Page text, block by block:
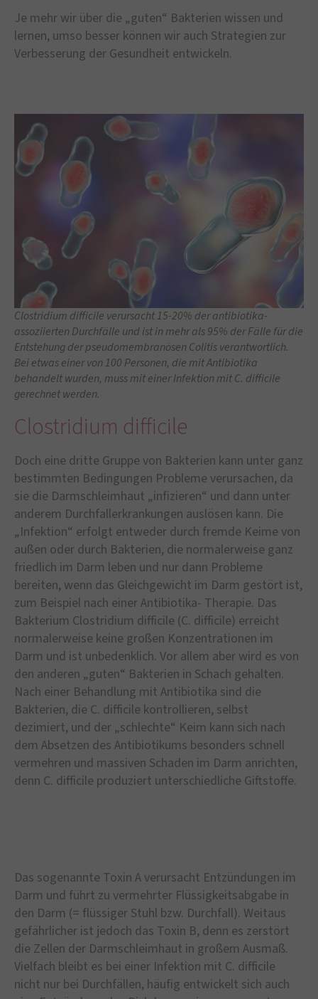
Je mehr wir über die „guten“ Bakterien wissen und
lernen, umso besser können wir auch Strategien zur
Verbesserung der Gesundheit entwickeln.
Clostridium difficile verursacht 15-20% der antibiotika-
assoziierten Durchfälle und ist in mehr als 95% der Fälle für die
Entstehung der pseudomembranösen Colitis verantwortlich.
Bei etwas einer von 100 Personen, die mit Antibiotika
behandelt wurden, muss mit einer Infektion mit C. difficile
gerechnet werden.
Clostridium difficile
Doch eine dritte Gruppe von Bakterien kann unter ganz
bestimmten Bedingungen Probleme verursachen, da
sie die Darmschleimhaut „infizieren“ und dann unter
anderem Durchfallerkrankungen auslösen kann. Die
„Infektion“ erfolgt entweder durch fremde Keime von
außen oder durch Bakterien, die normalerweise ganz
friedlich im Darm leben und nur dann Probleme
bereiten, wenn das Gleichgewicht im Darm gestört ist,
zum Beispiel nach einer Antibiotika- Therapie. Das
Bakterium Clostridium difficile (C. difficile) erreicht
normalerweise keine großen Konzentrationen im
Darm und ist unbedenklich. Vor allem aber wird es von
den anderen „guten“ Bakterien in Schach gehalten.
Nach einer Behandlung mit Antibiotika sind die
Bakterien, die C. difficile kontrollieren, selbst
dezimiert, und der „schlechte“ Keim kann sich nach
dem Absetzen des Antibiotikums besonders schnell
vermehren und massiven Schaden im Darm anrichten,
denn C. difficile produziert unterschiedliche Giftstoffe.
Das sogenannte Toxin A verursacht Entzündungen im
Darm und führt zu vermehrter Flüssigkeitsabgabe in
den Darm (= flüssiger Stuhl bzw. Durchfall). Weitaus
gefährlicher ist jedoch das Toxin B, denn es zerstört
die Zellen der Darmschleimhaut in großem Ausmaß.
Vielfach bleibt es bei einer Infektion mit C. difficile
nicht nur bei Durchfällen, häufig entwickelt sich auch